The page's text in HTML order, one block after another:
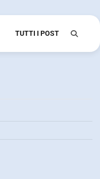
TUTTI I POST